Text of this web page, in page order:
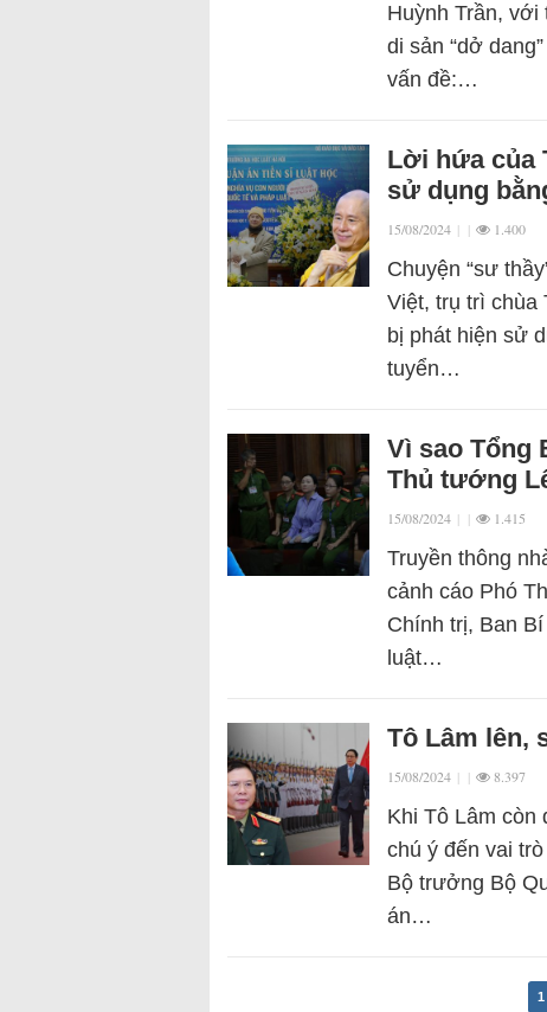
Huỳnh Trần, với
di sản “dở
vấn đề:…
Lời hứa của
sử dụng
15/08/2024 | | 1.400
Chuyện “sư
Việt, trụ trì chùa
bị phát hiện sử
tuyển…
Vì sao Tổng
Thủ tướng
15/08/2024 | | 1.415
Truyền thông
cảnh cáo Phó
Chính trị, Ban
luật…
Tô Lâm lên,
15/08/2024 | | 8.397
Khi Tô Lâm còn
chú ý đến vai
Bộ trưởng Bộ
án…
1